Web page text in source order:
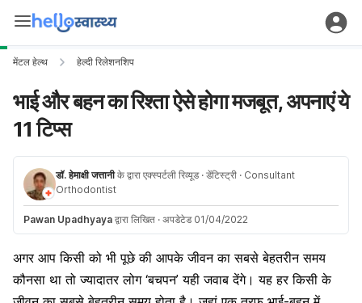
मेंटल हेल्थ हेल्दी रिलेशनशिप
भाई और बहन का रिश्ता ऐसे होगा मजबूत, अपनाएं ये
11 टिप्स
डॉ. हेमाक्षी जत्तानीके द्वारा एक्स्पर्टली रिव्यूड · डेंटिस्ट्री · Consultant
Orthodontist
Pawan Upadhyaya द्वारा लिखित · अपडेटेड 01/04/2022
अगर आप किसी को भी पूछे की आपके जीवन का सबसे बेहतरीन समय
कौनसा था तो ज्यादातर लोग ‘बचपन’ यही जवाब देंगे। यह हर किसी के